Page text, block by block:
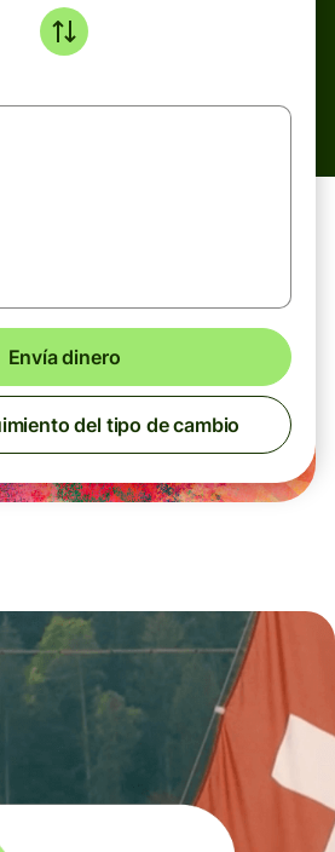
Envía dinero
del tipo de cambio